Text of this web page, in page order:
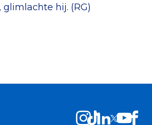
glimlachte hij. (RG)